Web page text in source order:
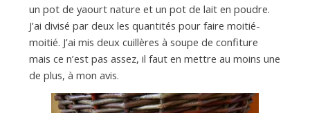
un pot de yaourt nature et un pot de lait en poudre.
J’ai divisé par deux les quantités pour faire moitié-
moitié. J’ai mis deux cuillères à soupe de confiture
mais ce n’est pas assez, il faut en mettre au moins une
de plus, à mon avis.